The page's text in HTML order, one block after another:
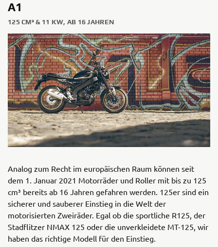
A1
125 CM³ & 11 KW, AB 16 JAHREN
Analog zum Recht im europäischen Raum können seit
dem 1. Januar 2021 Motorräder und Roller mit bis zu 125
cm³ bereits ab 16 Jahren gefahren werden. 125er sind ein
sicherer und sauberer Einstieg in die Welt der
motorisierten Zweiräder. Egal ob die sportliche R125, der
Stadflitzer NMAX 125 oder die unverkleidete MT-125, wir
haben das richtige Modell für den Einstieg.